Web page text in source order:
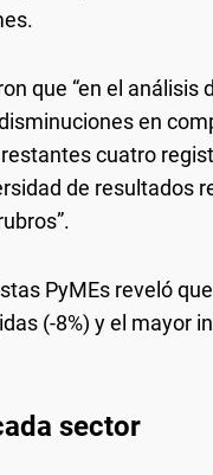
que “en el análisis
en
cuatro
de resultados
PyMEs reveló
(-8%) y el mayor
sector